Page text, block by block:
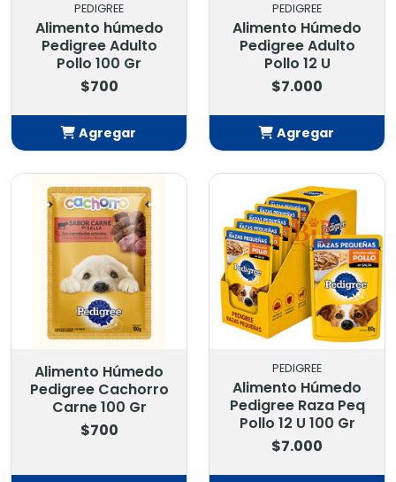
PEDIGREE
Alimento húmedo
Pedigree Adulto
Pollo 100 Gr
$700
Agregar
Añadido
PEDIGREE
Alimento Húmedo
Pedigree Adulto
Pollo 12 U
$7.000
Agregar
Añadido
Alimento Húmedo
Pedigree Cachorro
Carne 100 Gr
$700
PEDIGREE
Alimento Húmedo
Pedigree Raza Peq
Pollo 12 U 100 Gr
$7.000